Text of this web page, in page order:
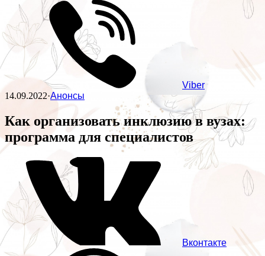
Viber
14.09.2022·Анонсы
Как организовать инклюзию в вузах:
программа для специалистов
Вконтакте